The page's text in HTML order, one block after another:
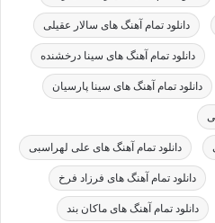
دانلود تمام آهنگ های سالار عقیلی
دانلود تمام آهنگ های سینا درخشنده
دانلود تمام آهنگ های سینا پارسیان
دانلود تمام آهنگ های علی لهراسبی
دانلود تمام آهنگ های فرزاد فرخ
دانلود تمام آهنگ های ماکان بند